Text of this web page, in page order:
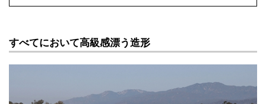
すべてにおいて高級感漂う造形